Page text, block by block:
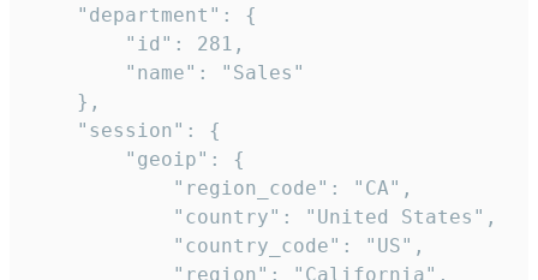
    "department": {
        "id": 281,
        "name": "Sales"
    },
    "session": {
        "geoip": {
            "region_code": "CA",
            "country": "United States",
            "country_code": "US",
            "region": "California",